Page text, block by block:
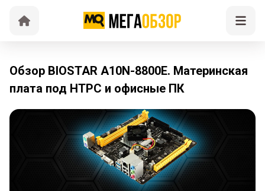
Обзор BIOSTAR A10N-8800E. Материнская
плата под HTPC и офисные ПК